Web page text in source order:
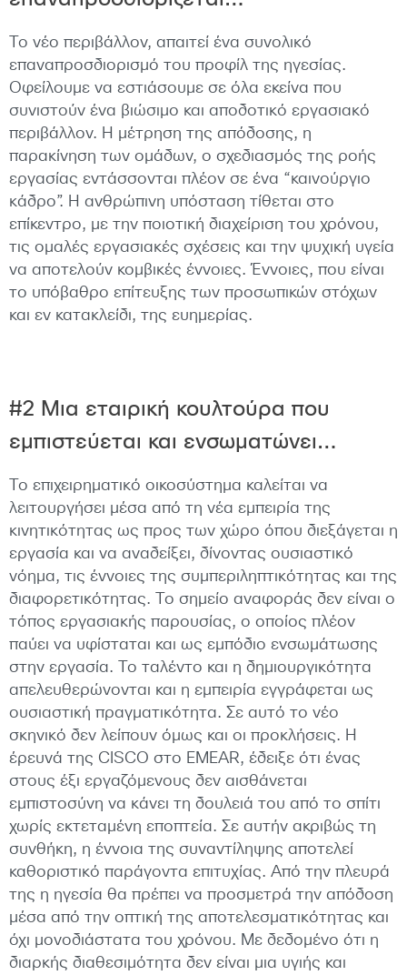
Το νέο περιβάλλον, απαιτεί ένα συνολικό
επαναπροσδιορισμό του προφίλ της ηγεσίας.
Οφείλουμε να εστιάσουμε σε όλα εκείνα που
συνιστούν ένα βιώσιμο και αποδοτικό εργασιακό
περιβάλλον. Η μέτρηση της απόδοσης, η
παρακίνηση των ομάδων, ο σχεδιασμός της ροής
εργασίας εντάσσονται πλέον σε ένα “καινούργιο
κάδρο”. Η ανθρώπινη υπόσταση τίθεται στο
επίκεντρο, με την ποιοτική διαχείριση του χρόνου,
τις ομαλές εργασιακές σχέσεις και την ψυχική υγεία
να αποτελούν κομβικές έννοιες. Έννοιες, που είναι
το υπόβαθρο επίτευξης των προσωπικών στόχων
και εν κατακλείδι, της ευημερίας.
#2 Μια εταιρική κουλτούρα που
εμπιστεύεται και ενσωματώνει…
Το επιχειρηματικό οικοσύστημα καλείται να
λειτουργήσει μέσα από τη νέα εμπειρία της
κινητικότητας ως προς των χώρο όπου διεξάγεται η
εργασία και να αναδείξει, δίνοντας ουσιαστικό
νόημα, τις έννοιες της συμπεριληπτικότητας και της
διαφορετικότητας. Το σημείο αναφοράς δεν είναι ο
τόπος εργασιακής παρουσίας, ο οποίος πλέον
παύει να υφίσταται και ως εμπόδιο ενσωμάτωσης
στην εργασία. Το ταλέντο και η δημιουργικότητα
απελευθερώνονται και η εμπειρία εγγράφεται ως
ουσιαστική πραγματικότητα. Σε αυτό το νέο
σκηνικό δεν λείπουν όμως και οι προκλήσεις. Η
έρευνά της CISCO στο EMEAR, έδειξε ότι ένας
στους έξι εργαζόμενους δεν αισθάνεται
εμπιστοσύνη να κάνει τη δουλειά του από το σπίτι
χωρίς εκτεταμένη εποπτεία. Σε αυτήν ακριβώς τη
συνθήκη, η έννοια της συναντίληψης αποτελεί
καθοριστικό παράγοντα επιτυχίας. Από την πλευρά
της η ηγεσία θα πρέπει να προσμετρά την απόδοση
μέσα από την οπτική της αποτελεσματικότητας και
όχι μονοδιάστατα του χρόνου. Με δεδομένο ότι η
διαρκής διαθεσιμότητα δεν είναι μια υγιής και